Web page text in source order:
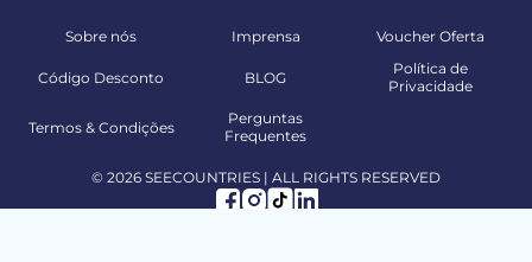
Sobre nós Imprensa Voucher Oferta
Código Desconto BLOG
Política de
Privacidade
Termos & Condições
Perguntas
Frequentes
© 2026 SEECOUNTRIES | ALL RIGHTS RESERVED